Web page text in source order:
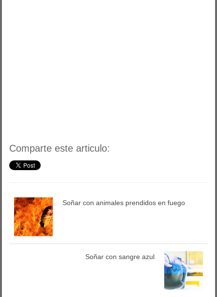
Comparte este articulo:
Soñar con animales prendidos en fuego
Soñar con sangre azul